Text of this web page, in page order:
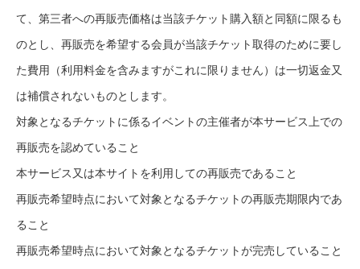
て、第三者への再販売価格は当該チケット購入額と同額に限るも
のとし、再販売を希望する会員が当該チケット取得のために要し
た費用（利用料金を含みますがこれに限りません）は一切返金又
は補償されないものとします。
対象となるチケットに係るイベントの主催者が本サービス上での
再販売を認めていること
本サービス又は本サイトを利用しての再販売であること
再販売希望時点において対象となるチケットの再販売期限内であ
ること
再販売希望時点において対象となるチケットが完売していること